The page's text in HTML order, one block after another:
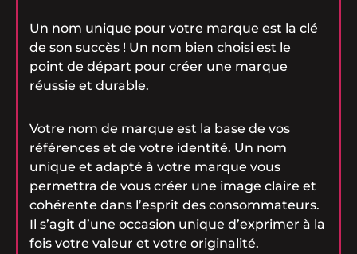
Un nom unique pour votre marque est la clé
de son succès ! Un nom bien choisi est le
point de départ pour créer une marque
réussie et durable.
Votre nom de marque est la base de vos
références et de votre identité. Un nom
unique et adapté à votre marque vous
permettra de vous créer une image claire et
cohérente dans l’esprit des consommateurs.
Il s’agit d’une occasion unique d’exprimer à la
fois votre valeur et votre originalité.